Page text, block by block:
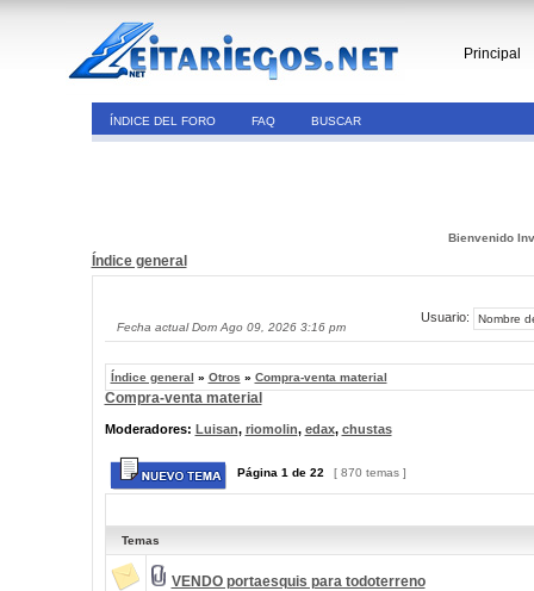
Principal
ÍNDICE DEL FORO FAQ BUSCAR
Bienvenido
Índice general
Fecha actual Dom Ago 09, 2026 3:16 pm
Usuario:
Índice general » Otros » Compra-venta material
Compra-venta material
Moderadores: Luisan, riomolin, edax, chustas
Página 1 de 22 [ 870 temas ]
Temas
VENDO portaesquis para todoterreno